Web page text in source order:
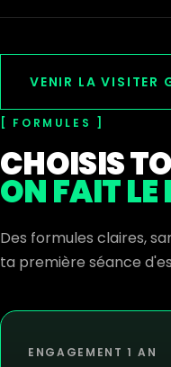
VENIR LA VISITER
FORMULES
CHOISIS
ON FAIT LE
Des formules claires,
ta première séance
ENGAGEMENT 1 AN